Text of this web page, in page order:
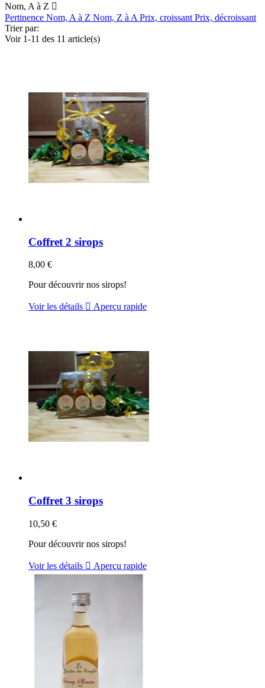
Nom, A à Z 
Pertinence Nom, A à Z Nom, Z à A Prix, croissant Prix, décroissant
Trier par:
Voir 1-11 des 11 article(s)
Coffret 2 sirops
8,00 €
Pour découvrir nos sirops!
Voir les détails  Aperçu rapide
Coffret 3 sirops
10,50 €
Pour découvrir nos sirops!
Voir les détails  Aperçu rapide